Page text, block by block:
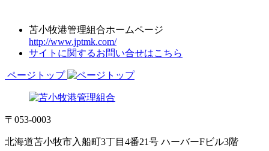
苫小牧港管理組合ホームページ
http://www.jptmk.com/
サイトに関するお問い合せはこちら
ページトップ
〒053-0003
北海道苫小牧市入船町3丁目4番21号 ハーバーFビル3階